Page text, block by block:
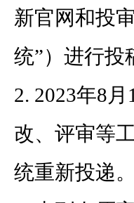
新官网和投
统”）进行投
2. 2023年8
改、评审等
统重新投递。